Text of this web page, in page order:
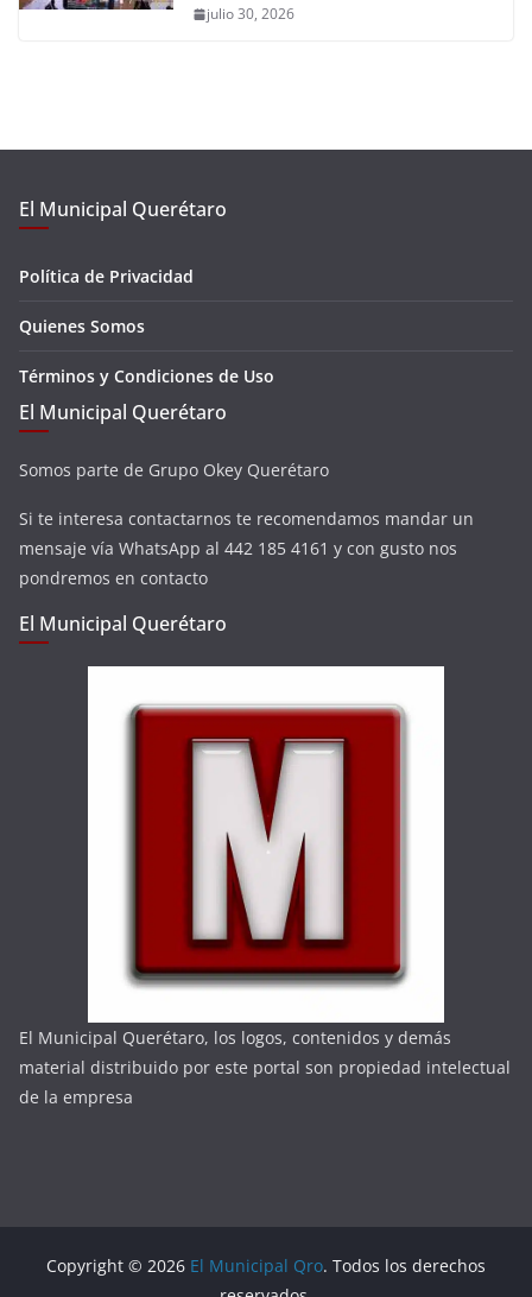
julio 30, 2026
El Municipal Querétaro
Política de Privacidad
Quienes Somos
Términos y Condiciones de Uso
El Municipal Querétaro
Somos parte de Grupo Okey Querétaro
Si te interesa contactarnos te recomendamos mandar un
mensaje vía WhatsApp al 442 185 4161 y con gusto nos
pondremos en contacto
El Municipal Querétaro
El Municipal Querétaro, los logos, contenidos y demás
material distribuido por este portal son propiedad intelectual
de la empresa
Copyright © 2026 El Municipal Qro. Todos los derechos